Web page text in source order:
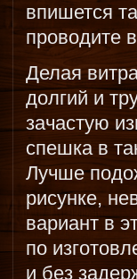
впишется
проводите
Делая
долгий и
зачастую
спешка в
Лучше
рисунке,
вариант в
по
и без